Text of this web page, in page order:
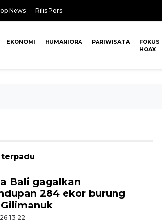
News Rilis Pers
EKONOMI HUMANIORA PARIWISATA
FOKUS
HOAX
Bali gagalkan
284 ekor burung
13:22